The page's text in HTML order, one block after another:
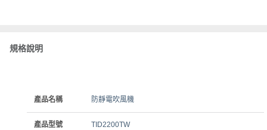
規格說明
產品名稱 防靜電吹風機
產品型號 TID2200TW